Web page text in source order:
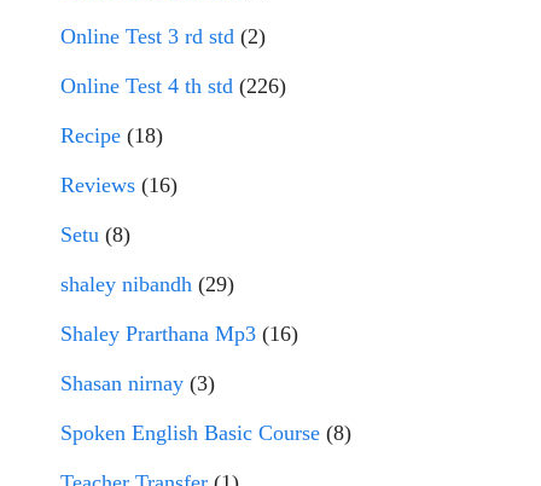
Online Test 3 rd std (2)
Online Test 4 th std (226)
Recipe (18)
Reviews (16)
Setu (8)
shaley nibandh (29)
Shaley Prarthana Mp3 (16)
Shasan nirnay (3)
Spoken English Basic Course (8)